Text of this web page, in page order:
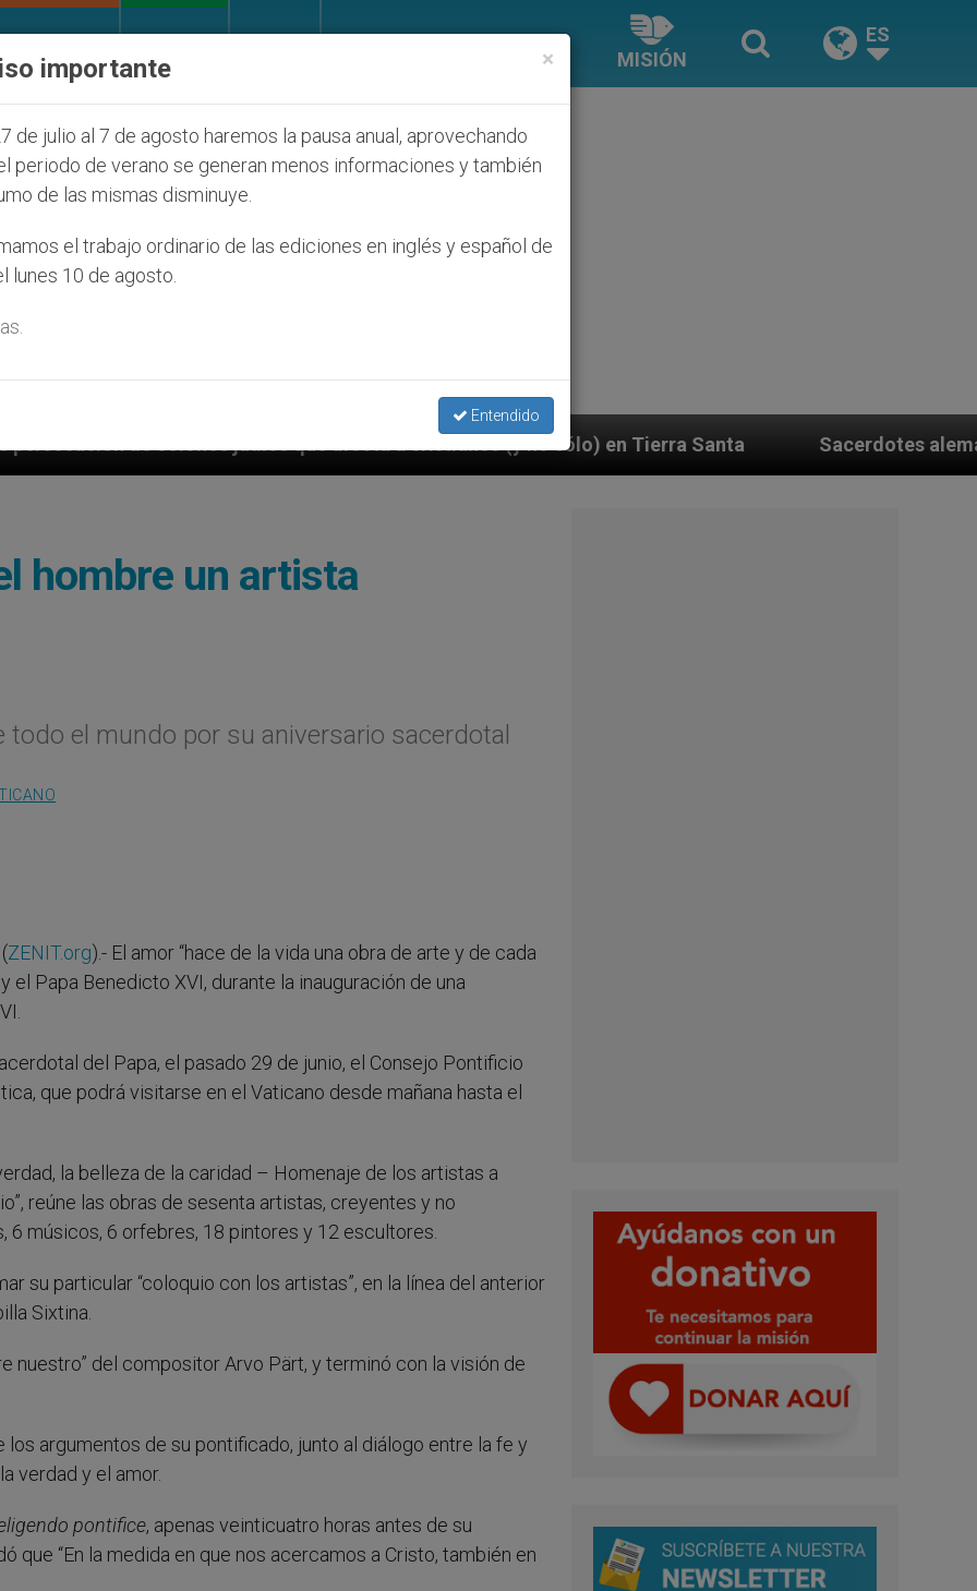
MISIÓN
ES
judíos que afecta a cristianos (y no sólo) en Tierra Santa Sacerdotes alemanes fieles al Papa
hombre un artista
el mundo por su aniversario sacerdotal
ZENIT.org).- El amor “hace de la vida una obra de arte y de cada
el Papa Benedicto XVI, durante la inauguración de una
del Papa, el pasado 29 de junio, el Consejo Pontificio
que podrá visitarse en el Vaticano desde mañana hasta el
la belleza de la caridad – Homenaje de los artistas a
reúne las obras de sesenta artistas, creyentes y no
músicos, 6 orfebres, 18 pintores y 12 escultores.
su particular “coloquio con los artistas”, en la línea del anterior
Sixtina.
nuestro” del compositor Arvo Pärt, y terminó con la visión de
argumentos de su pontificado, junto al diálogo entre la fe y
verdad y el amor.
pontifice, apenas veinticuatro horas antes de su
“En la medida en que nos acercamos a Cristo, también en
×
importante
de julio al 7 de agosto haremos la pausa anual, aprovechando
periodo de verano se generan menos informaciones y también
de las mismas disminuye.
el trabajo ordinario de las ediciones en inglés y español de
lunes 10 de agosto.
Entendido